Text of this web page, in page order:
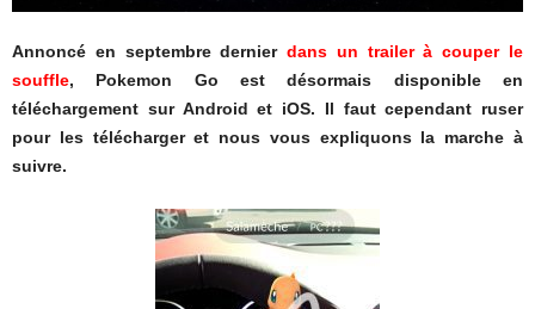
Annoncé en septembre dernierdans un trailer à couper le
souffle, Pokemon Go est désormais disponible en
téléchargement sur Android et iOS. Il faut cependant ruser
pour les télécharger et nous vous expliquons la marche à
suivre.